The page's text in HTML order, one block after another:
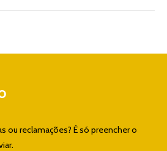
ou reclamações? É só preencher o